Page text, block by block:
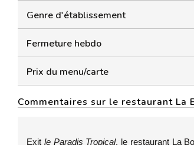
Genre d'établissement
Fermeture hebdo
Prix du menu/carte
Commentaires sur le restaurant La
Exit le Paradis Tropical, le restaurant La